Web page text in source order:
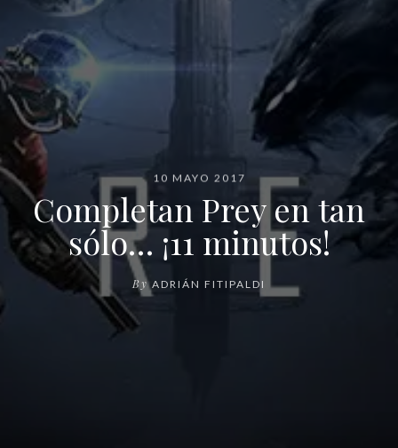
10 MAYO 2017
Completan Prey en tan
sólo… ¡11 minutos!
By ADRIÁN FITIPALDI